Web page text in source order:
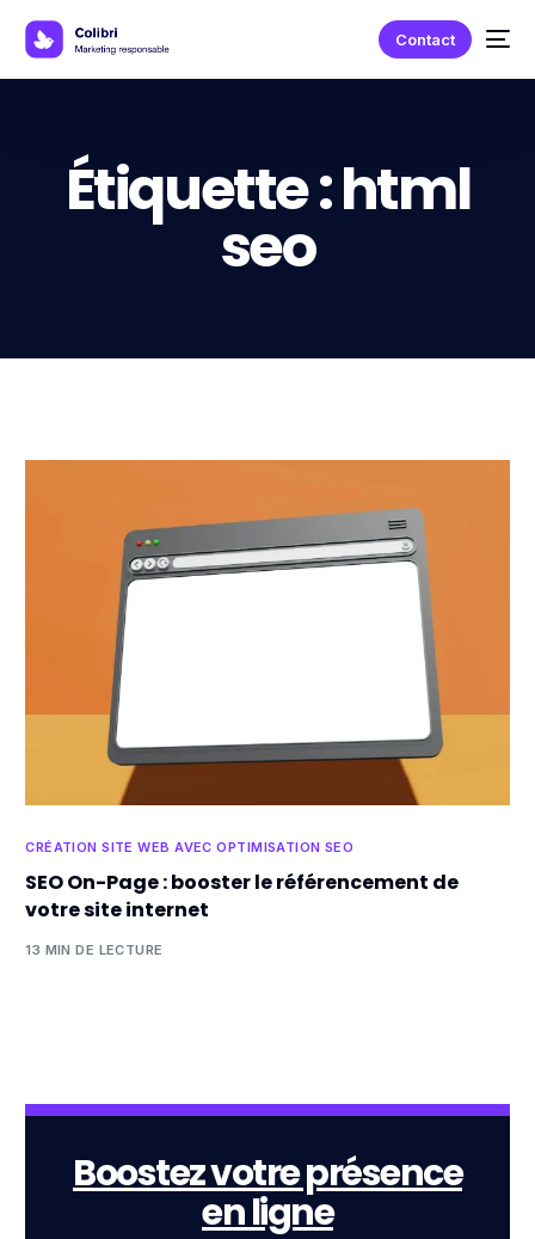
Contact
Étiquette :html
seo
CRÉATION SITE WEB AVEC OPTIMISATION SEO
SEO On-Page : booster le référencement de
votre site internet
13 MIN DE LECTURE
Boostez votre présence
en ligne